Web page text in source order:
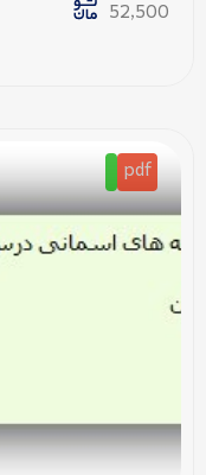
52,500
pdf